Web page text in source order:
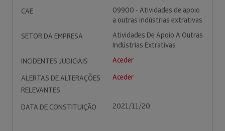
CAE
09900 - Atividades de apoio
a outras indústrias extrativas
SETOR DA EMPRESA
Atividades De Apoio A Outras
Indústrias Extrativas
INCIDENTES JUDICIAIS
Aceder
ALERTAS DE ALTERAÇÕES
RELEVANTES
Aceder
DATA DE CONSTITUIÇÃO 2021/11/20